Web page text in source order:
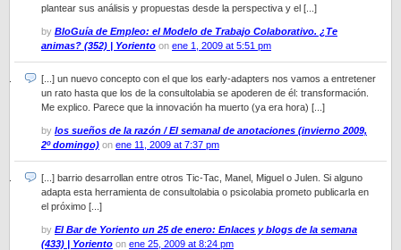
plantear sus análisis y propuestas desde la perspectiva y el [...]
by BloGuía de Empleo: el Modelo de Trabajo Colaborativo. ¿Te
animas? (352) | Yoriento on ene 1, 2009 at 5:51 pm
[...] un nuevo concepto con el que los early-adapters nos vamos a entretener
un rato hasta que los de la consultolabia se apoderen de él: transformación.
Me explico. Parece que la innovación ha muerto (ya era hora) [...]
by los sueños de la razón / El semanal de anotaciones (invierno 2009,
2º domingo) on ene 11, 2009 at 7:37 pm
[...] barrio desarrollan entre otros Tic-Tac, Manel, Miguel o Julen. Si alguno
adapta esta herramienta de consultolabia o psicolabia prometo publicarla en
el próximo [...]
by El Bar de Yoriento un 25 de enero: Enlaces y blogs de la semana
(433) | Yoriento on ene 25, 2009 at 8:24 pm